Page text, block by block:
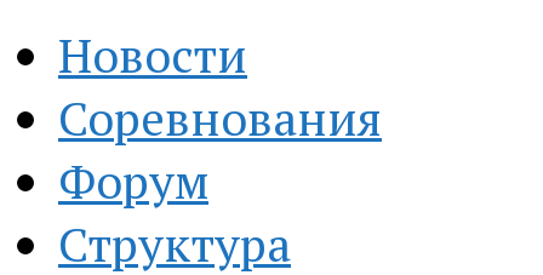
Новости
Соревнования
Форум
Структура